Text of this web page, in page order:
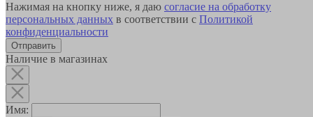
Нажимая на кнопку ниже, я даю согласие на обработку
персональных данных в соответствии с Политикой
конфиденциальности
Наличие в магазинах
Имя: